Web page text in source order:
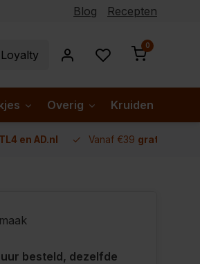
Blog Recepten
Loyalty
0
Overig Kruiden per
en AD.nl Vanaf €39 gratis
besteld, dezelfde